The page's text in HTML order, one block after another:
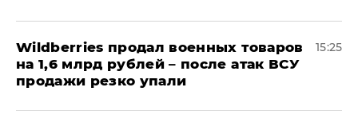
​Wildberries продал военных товаров
на 1,6 млрд рублей – после атак ВСУ
продажи резко упали
15:25